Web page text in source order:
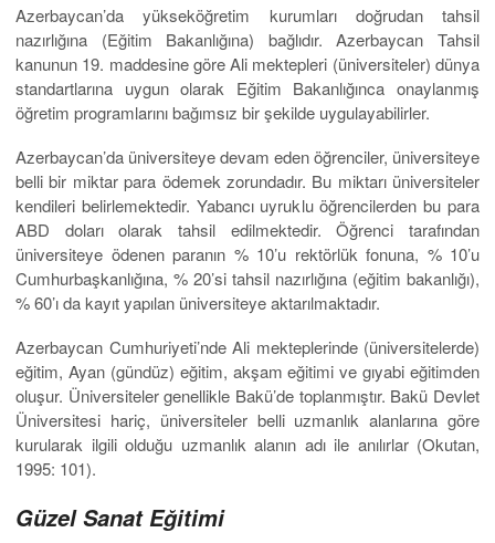
Azerbaycan’da yükseköğretim kurumları doğrudan tahsil
nazırlığına (Eğitim Bakanlığına) bağlıdır. Azerbaycan Tahsil
kanunun 19. maddesine göre Ali mektepleri (üniversiteler) dünya
standartlarına uygun olarak Eğitim Bakanlığınca onaylanmış
öğretim programlarını bağımsız bir şekilde uygulayabilirler.
Azerbaycan’da üniversiteye devam eden öğrenciler, üniversiteye
belli bir miktar para ödemek zorundadır. Bu miktarı üniversiteler
kendileri belirlemektedir. Yabancı uyruklu öğrencilerden bu para
ABD doları olarak tahsil edilmektedir. Öğrenci tarafından
üniversiteye ödenen paranın % 10’u rektörlük fonuna, % 10’u
Cumhurbaşkanlığına, % 20’si tahsil nazırlığına (eğitim bakanlığı),
% 60’ı da kayıt yapılan üniversiteye aktarılmaktadır.
Azerbaycan Cumhuriyeti’nde Ali mekteplerinde (üniversitelerde)
eğitim, Ayan (gündüz) eğitim, akşam eğitimi ve gıyabi eğitimden
oluşur. Üniversiteler genellikle Bakü’de toplanmıştır. Bakü Devlet
Üniversitesi hariç, üniversiteler belli uzmanlık alanlarına göre
kurularak ilgili olduğu uzmanlık alanın adı ile anılırlar (Okutan,
1995: 101).
Güzel Sanat Eğitimi